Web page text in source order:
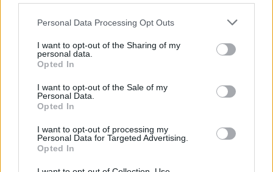
Please note that this website/app uses one or more Google
not limited to your visit or usage behaviour. You may click to
grant or deny consent to Google and its third-party tags to
use your data for below specified purposes in below Google
consent section.
Personal Data Processing Opt Outs
I want to opt-out of the Sharing of my
personal data.
Opted In
I want to opt-out of the Sale of my
Personal Data.
Opted In
I want to opt-out of processing my
Personal Data for Targeted Advertising.
Opted In
Μία από αυτές, παρουσιάζεται, σε συνδυασμό με τις
Συγκεκριμένα η Chalk Blue. Τι λέτε, σας αρέσει;